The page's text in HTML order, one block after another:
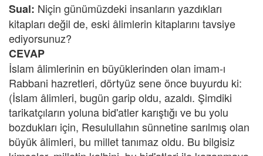
Sual: Niçin günümüzdeki insanların yazdıkları
kitapları değil de, eski âlimlerin kitaplarını tavsiye
ediyorsunuz?
CEVAP
İslam âlimlerinin en büyüklerinden olan imam-ı
Rabbani hazretleri, dörtyüz sene önce buyurdu ki:
(İslam âlimleri, bugün garip oldu, azaldı. Şimdiki
tarikatçıların yoluna bid'atler karıştığı ve bu yolu
bozdukları için, Resulullahın sünnetine sarılmış olan
büyük âlimleri, bu millet tanımaz oldu. Bu bilgisiz